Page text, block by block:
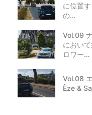
に位置
の…
Vol.09
におい
ロワー…
Vol.08
Èze &